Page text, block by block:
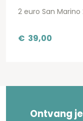
2 euro San Marino
€ 39,00
Ontvang je